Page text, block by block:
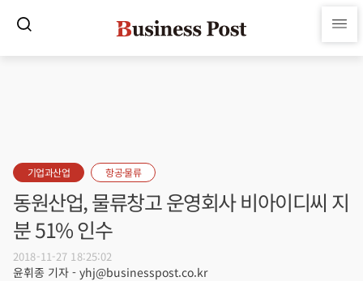
기업과산업 항공·물류
동원산업, 물류창고 운영회사 비아이디씨 지
분 51% 인수
2018-11-27 18:25:02
윤휘종 기자 - yhj@businesspost.co.kr